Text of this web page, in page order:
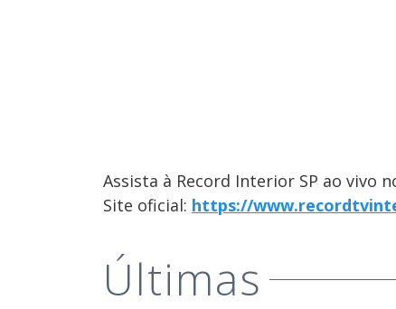
Assista à Record Interior SP ao vivo
Site oficial: https://
Últimas